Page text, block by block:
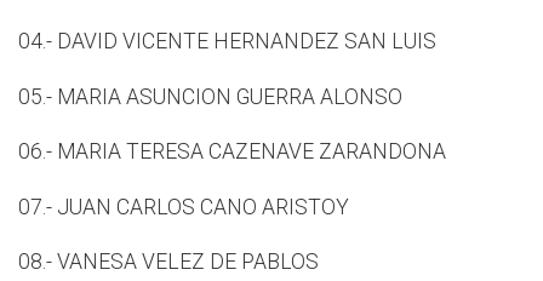
04.- DAVID VICENTE HERNANDEZ SAN LUIS
05.- MARIA ASUNCION GUERRA ALONSO
06.- MARIA TERESA CAZENAVE ZARANDONA
07.- JUAN CARLOS CANO ARISTOY
08.- VANESA VELEZ DE PABLOS